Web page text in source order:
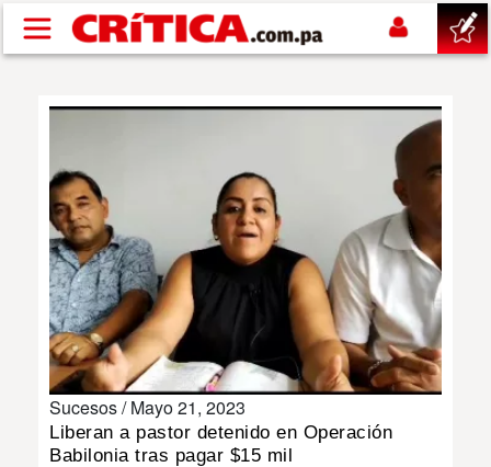
Pasar al contenido principal
NACIONAL
POLÍTICA
SHOW
DEPORTES
Sucesos /Mayo 21, 2023
Liberan a pastor detenido en Operación
Babilonia tras pagar $15 mil